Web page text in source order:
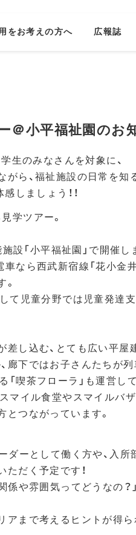
をお考えの方へ 広報誌
＠小平福祉園のお
生のみなさんを対象に、
ら、福祉施設の日常を知
しましょう！！
学ツアー。
「小平福祉園」で開催し
なら西武新宿線「花小金
て児童分野では児童発達
し込む、とても広い平屋
廊下ではお子さんたちが
喫茶フローラ」も運営して
マイル食堂やスマイルバ
とつながっています。
ダーとして働く方や、入
ただく予定です！
係や雰囲気ってどうなの？
アまで考えるヒントが得